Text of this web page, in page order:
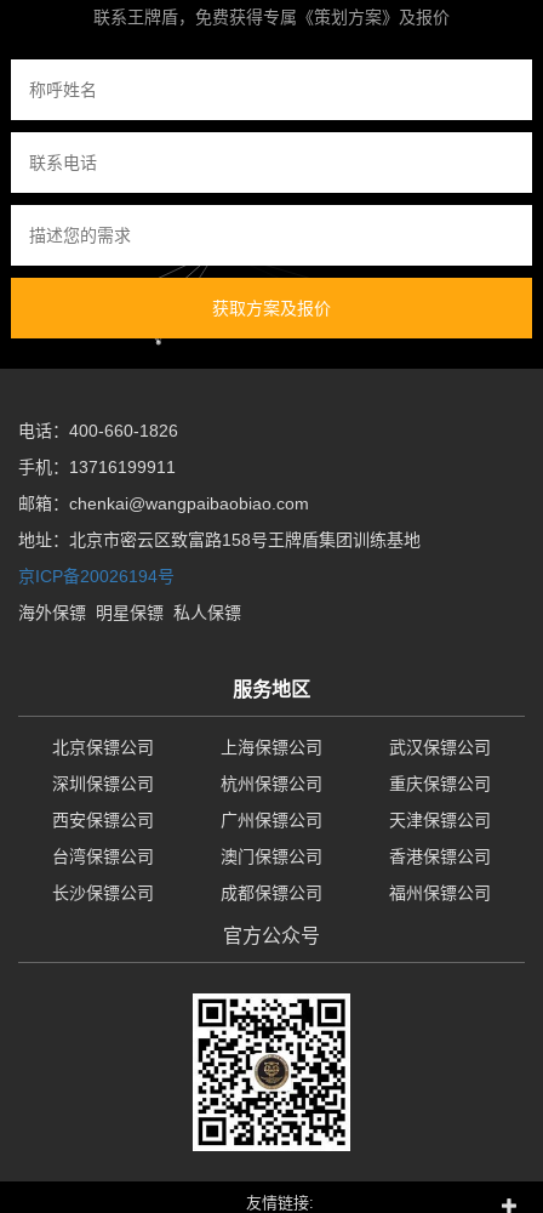
联系王牌盾，免费获得专属《策划方案》及报价
获取方案及报价
电话：400-660-1826
手机：13716199911
邮箱：chenkai@wangpaibaobiao.com
地址：北京市密云区致富路158号王牌盾集团训练基地
京ICP备20026194号
海外保镖
明星保镖 私人保镖
服务地区
北京保镖公司 上海保镖公司
武汉保镖公司
深圳保镖公司
杭州保镖公司
重庆保镖公司
西安保镖公司
广州保镖公司
天津保镖公司
台湾保镖公司
澳门保镖公司
香港保镖公司
长沙保镖公司
成都保镖公司 福州保镖公司
官方公众号
友情链接: